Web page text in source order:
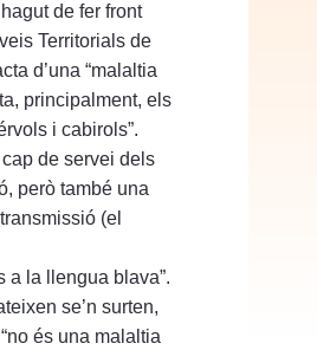
de fer front
Territorials de
d’una “malaltia
principalment, els
i cabirols”.
de servei dels
però també una
(el
a la llengua blava”.
se’n surten,
és una malaltia